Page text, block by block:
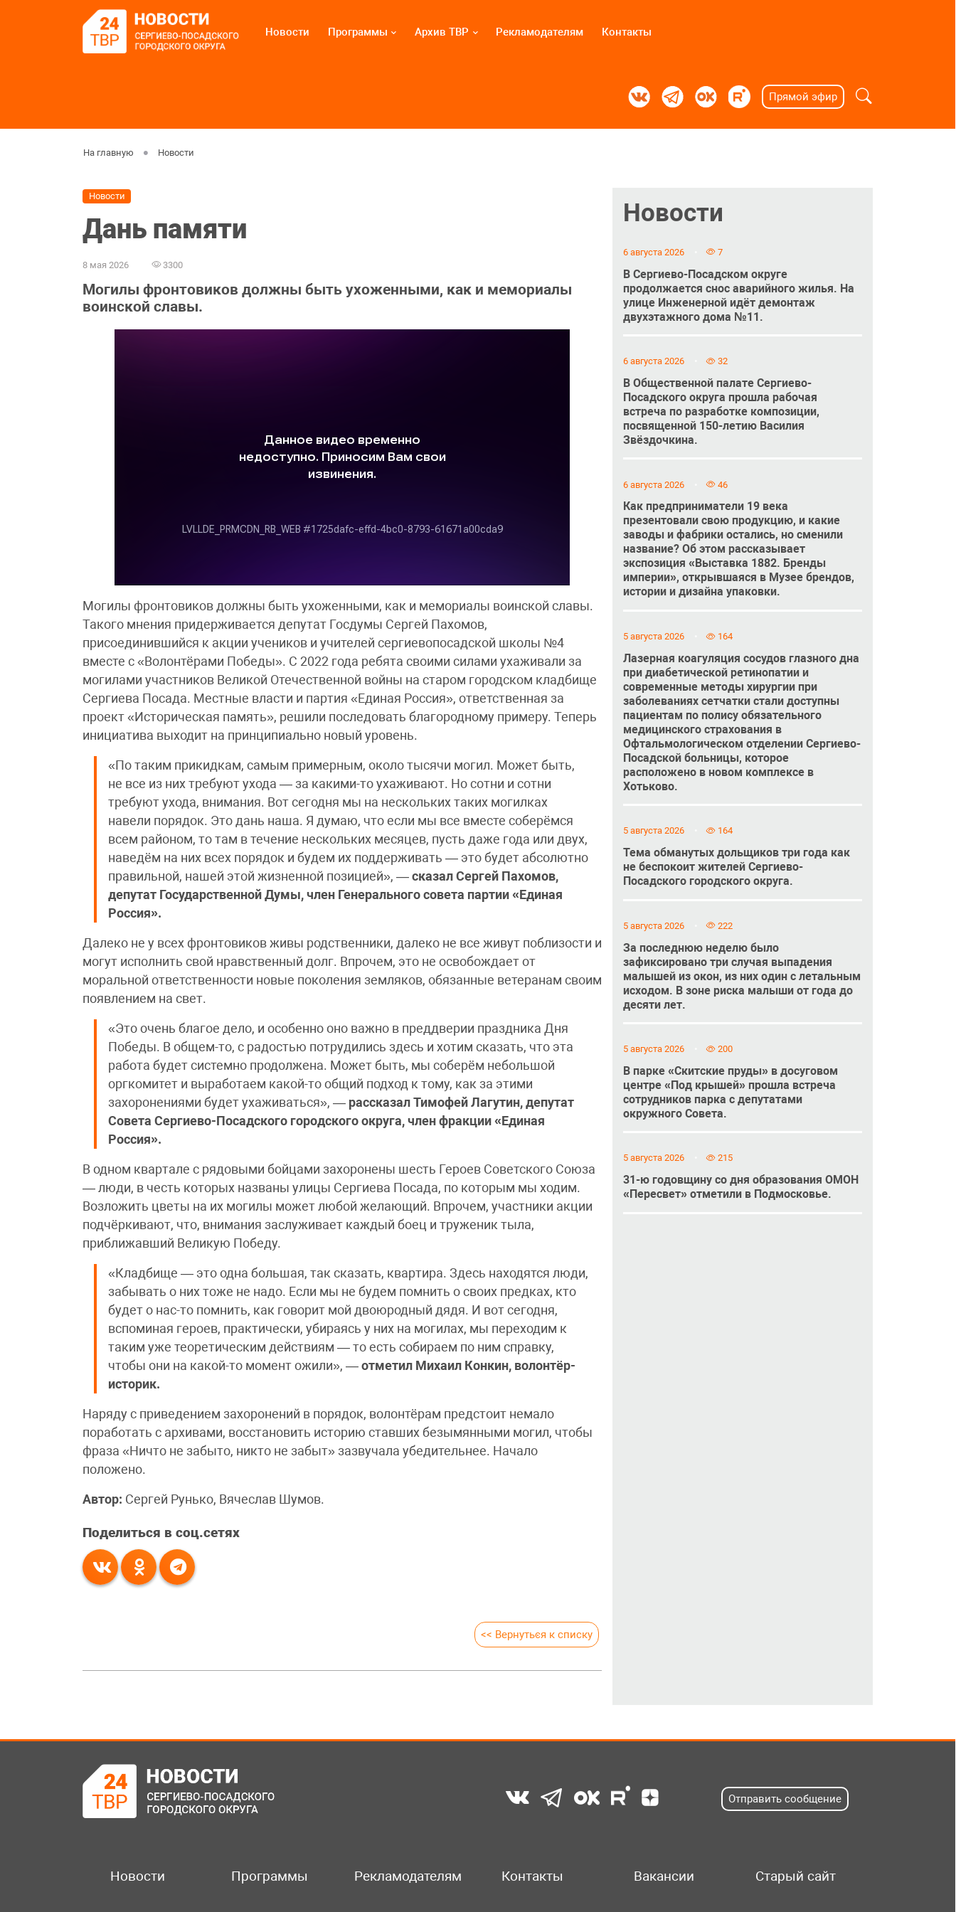
Новости Программы Архив ТВР Рекламодателям Контакты
Прямой эфир
На главную Новости
Новости
Дань памяти
8 мая 2026 3300
Могилы фронтовиков должны быть ухоженными, как и мемориалы
воинской славы.
Могилы фронтовиков должны быть ухоженными, как и мемориалы воинской славы.
Такого мнения придерживается депутат Госдумы Сергей Пахомов,
присоединившийся к акции учеников и учителей сергиевопосадской школы №4
вместе с «Волонтёрами Победы». С 2022 года ребята своими силами ухаживали за
могилами участников Великой Отечественной войны на старом городском кладбище
Сергиева Посада. Местные власти и партия «Единая Россия», ответственная за
проект «Историческая память», решили последовать благородному примеру. Теперь
инициатива выходит на принципиально новый уровень.
«По таким прикидкам, самым примерным, около тысячи могил. Может быть,
не все из них требуют ухода — за какими-то ухаживают. Но сотни и сотни
требуют ухода, внимания. Вот сегодня мы на нескольких таких могилках
навели порядок. Это дань наша. Я думаю, что если мы все вместе соберёмся
всем районом, то там в течение нескольких месяцев, пусть даже года или двух,
наведём на них всех порядок и будем их поддерживать — это будет абсолютно
правильной, нашей этой жизненной позицией», —сказал Сергей Пахомов,
депутат Государственной Думы, член Генерального совета партии «Единая
Россия».
Далеко не у всех фронтовиков живы родственники, далеко не все живут поблизости и
могут исполнить свой нравственный долг. Впрочем, это не освобождает от
моральной ответственности новые поколения земляков, обязанные ветеранам своим
появлением на свет.
«Это очень благое дело, и особенно оно важно в преддверии праздника Дня
Победы. В общем-то, с радостью потрудились здесь и хотим сказать, что эта
работа будет системно продолжена. Может быть, мы соберём небольшой
оргкомитет и выработаем какой-то общий подход к тому, как за этими
захоронениями будет ухаживаться», — рассказал Тимофей Лагутин, депутат
Совета Сергиево-Посадского городского округа, член фракции «Единая
Россия».
В одном квартале с рядовыми бойцами захоронены шесть Героев Советского Союза
— люди, в честь которых названы улицы Сергиева Посада, по которым мы ходим.
Возложить цветы на их могилы может любой желающий. Впрочем, участники акции
подчёркивают, что, внимания заслуживает каждый боец и труженик тыла,
приближавший Великую Победу.
«Кладбище — это одна большая, так сказать, квартира. Здесь находятся люди,
забывать о них тоже не надо. Если мы не будем помнить о своих предках, кто
будет о нас-то помнить, как говорит мой двоюродный дядя. И вот сегодня,
вспоминая героев, практически, убираясь у них на могилах, мы переходим к
таким уже теоретическим действиям — то есть собираем по ним справку,
чтобы они на какой-то момент ожили», —отметил Михаил Конкин, волонтёр-
историк.
Наряду с приведением захоронений в порядок, волонтёрам предстоит немало
поработать с архивами, восстановить историю ставших безымянными могил, чтобы
фраза «Ничто не забыто, никто не забыт» зазвучала убедительнее. Начало
положено.
Автор: Сергей Рунько, Вячеслав Шумов.
Поделиться в соц.сетях
<< Вернуться к списку
Новости
6 августа 2026 7
В Сергиево-Посадском округе
продолжается снос аварийного жилья. На
улице Инженерной идёт демонтаж
двухэтажного дома №11.
6 августа 2026 32
В Общественной палате Сергиево-
Посадского округа прошла рабочая
встреча по разработке композиции,
посвященной 150-летию Василия
Звёздочкина.
6 августа 2026 46
Как предприниматели 19 века
презентовали свою продукцию, и какие
заводы и фабрики остались, но сменили
название? Об этом рассказывает
экспозиция «Выставка 1882. Бренды
империи», открывшаяся в Музее брендов,
истории и дизайна упаковки.
5 августа 2026 164
Лазерная коагуляция сосудов глазного дна
при диабетической ретинопатии и
современные методы хирургии при
заболеваниях сетчатки стали доступны
пациентам по полису обязательного
медицинского страхования в
Офтальмологическом отделении Сергиево-
Посадской больницы, которое
расположено в новом комплексе в
Хотьково.
5 августа 2026 164
Тема обманутых дольщиков три года как
не беспокоит жителей Сергиево-
Посадского городского округа.
5 августа 2026 222
За последнюю неделю было
зафиксировано три случая выпадения
малышей из окон, из них один с летальным
исходом. В зоне риска малыши от года до
десяти лет.
5 августа 2026 200
В парке «Скитские пруды» в досуговом
центре «Под крышей» прошла встреча
сотрудников парка с депутатами
окружного Совета.
5 августа 2026 215
31-ю годовщину со дня образования ОМОН
«Пересвет» отметили в Подмосковье.
Отправить сообщение
Новости Программы Рекламодателям Контакты Вакансии Старый сайт